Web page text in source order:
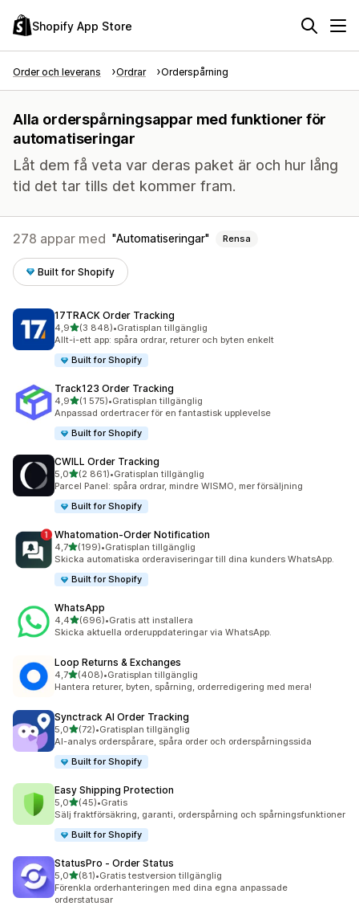
Shopify App Store
Order och leverans Ordrar Orderspårning
Alla orderspårningsappar med funktioner för
automatiseringar
Låt dem få veta var deras paket är och hur lång
tid det tar tills det kommer fram.
278 appar med Automatiseringar Rensa
Built for Shopify
17TRACK Order Tracking
4,9av 5 stjärnor
(3 848)
3848 recensioner totalt
•Gratisplan tillgänglig
Allt-i-ett app: spåra ordrar, returer och byten enkelt
Built for Shopify
Track123 Order Tracking
4,9av 5 stjärnor
(1 575)
1575 recensioner totalt
•Gratisplan tillgänglig
Anpassad ordertracer för en fantastisk upplevelse
Built for Shopify
CWILL Order Tracking
5,0av 5 stjärnor
(2 861)
2861 recensioner totalt
•Gratisplan tillgänglig
Parcel Panel: spåra ordrar, mindre WISMO, mer försäljning
Built for Shopify
Whatomation‑Order Notification
4,7av 5 stjärnor
(199)
199 recensioner totalt
•Gratisplan tillgänglig
Skicka automatiska orderaviseringar till dina kunders WhatsApp.
Built for Shopify
WhatsApp
4,4av 5 stjärnor
(696)
696 recensioner totalt
•Gratis att installera
Skicka aktuella orderuppdateringar via WhatsApp.
Loop Returns & Exchanges
4,7av 5 stjärnor
(408)
408 recensioner totalt
•Gratisplan tillgänglig
Hantera returer, byten, spårning, orderredigering med mera!
Synctrack AI Order Tracking
5,0av 5 stjärnor
(72)
72 recensioner totalt
•Gratisplan tillgänglig
AI-analys orderspårare, spåra order och orderspårningssida
Built for Shopify
Easy Shipping Protection
5,0av 5 stjärnor
(45)
45 recensioner totalt
•Gratis
Sälj fraktförsäkring, garanti, orderspårning och spårningsfunktioner
Built for Shopify
StatusPro ‑ Order Status
5,0av 5 stjärnor
(81)
81 recensioner totalt
•Gratis testversion tillgänglig
Förenkla orderhanteringen med dina egna anpassade
orderstatusar